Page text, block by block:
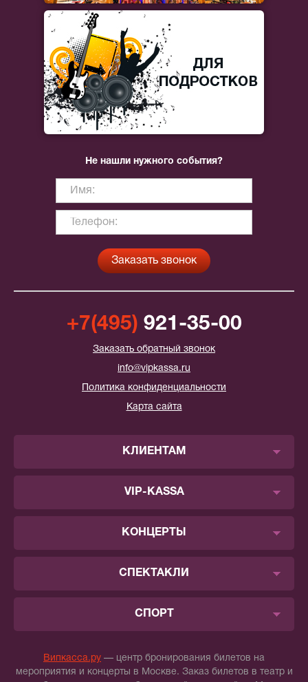
Не нашли нужного события?
+7(495) 921-35-00
Заказать обратный звонок
info@vipkassa.ru
Политика конфиденциальности
Карта сайта
КЛИЕНТАМ
VIP-KASSA
КОНЦЕРТЫ
СПЕКТАКЛИ
СПОРТ
Випкасса.ру — центр бронирования билетов на
мероприятия и концерты в Москве. Заказ билетов в театр и